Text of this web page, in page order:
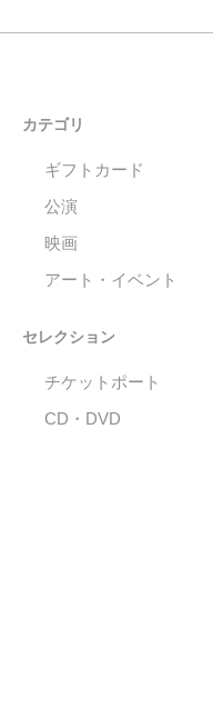
カテゴリ
ギフトカード
公演
映画
アート・イベント
セレクション
チケットポート
CD・DVD